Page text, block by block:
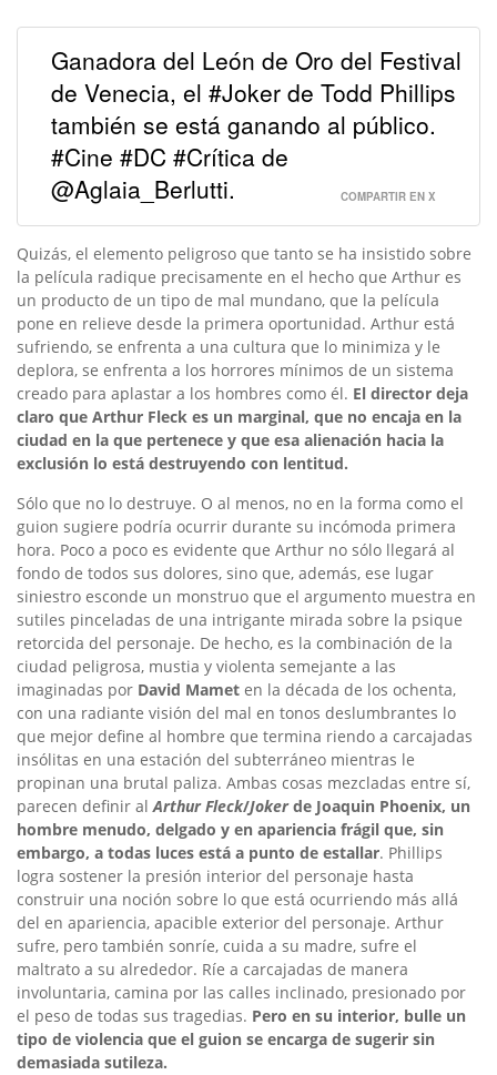
Ganadora del León de Oro del Festival
de Venecia, el #Joker de Todd Phillips
también se está ganando al público.
#Cine #DC #Crítica de
@Aglaia_Berlutti.
COMPARTIR EN X
Quizás, el elemento peligroso que tanto se ha insistido sobre
la película radique precisamente en el hecho que Arthur es
un producto de un tipo de mal mundano, que la película
pone en relieve desde la primera oportunidad. Arthur está
sufriendo, se enfrenta a una cultura que lo minimiza y le
deplora, se enfrenta a los horrores mínimos de un sistema
creado para aplastar a los hombres como él. El director deja
claro que Arthur Fleck es un marginal, que no encaja en la
ciudad en la que pertenece y que esa alienación hacia la
exclusión lo está destruyendo con lentitud.
Sólo que no lo destruye. O al menos, no en la forma como el
guion sugiere podría ocurrir durante su incómoda primera
hora. Poco a poco es evidente que Arthur no sólo llegará al
fondo de todos sus dolores, sino que, además, ese lugar
siniestro esconde un monstruo que el argumento muestra en
sutiles pinceladas de una intrigante mirada sobre la psique
retorcida del personaje. De hecho, es la combinación de la
ciudad peligrosa, mustia y violenta semejante a las
imaginadas por David Mamet en la década de los ochenta,
con una radiante visión del mal en tonos deslumbrantes lo
que mejor define al hombre que termina riendo a carcajadas
insólitas en una estación del subterráneo mientras le
propinan una brutal paliza. Ambas cosas mezcladas entre sí,
parecen definir alArthur Fleck/Jokerde Joaquin Phoenix, un
hombre menudo, delgado y en apariencia frágil que, sin
embargo, a todas luces está a punto de estallar. Phillips
logra sostener la presión interior del personaje hasta
construir una noción sobre lo que está ocurriendo más allá
del en apariencia, apacible exterior del personaje. Arthur
sufre, pero también sonríe, cuida a su madre, sufre el
maltrato a su alrededor. Ríe a carcajadas de manera
involuntaria, camina por las calles inclinado, presionado por
el peso de todas sus tragedias. Pero en su interior, bulle un
tipo de violencia que el guion se encarga de sugerir sin
demasiada sutileza.